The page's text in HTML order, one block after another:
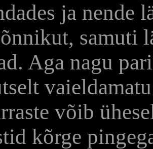
ja nende
samuti
Aga nagu
vaieldamatu
võib
kõrge